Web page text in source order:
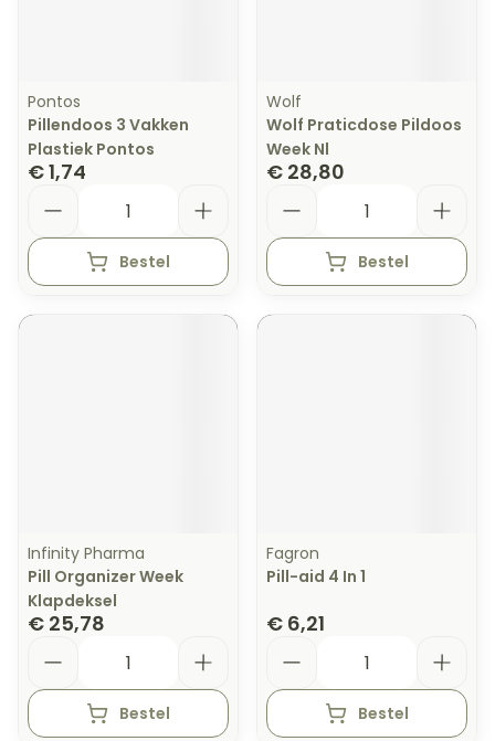
Pontos
Pillendoos 3 Vakken
Plastiek Pontos
€ 1,74
Bestel
Wolf
Wolf Praticdose Pildoos
Week Nl
€ 28,80
Bestel
Infinity Pharma
Pill Organizer Week
Klapdeksel
€ 25,78
Bestel
Fagron
Pill-aid 4 In 1
€ 6,21
Bestel